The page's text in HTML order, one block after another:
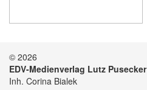
© 2026
EDV-Medienverlag Lutz Pusecker
Inh. Corina Bialek